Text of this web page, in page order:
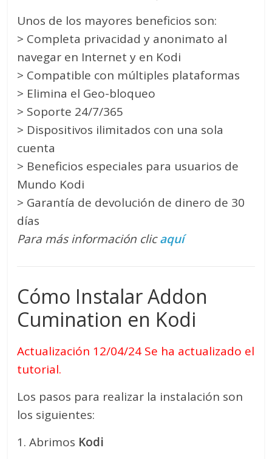
Unos de los mayores beneficios son:
> Completa privacidad y anonimato al
navegar en Internet y en Kodi
> Compatible con múltiples plataformas
> Elimina el Geo-bloqueo
> Soporte 24/7/365
> Dispositivos ilimitados con una sola
cuenta
> Beneficios especiales para usuarios de
Mundo Kodi
> Garantía de devolución de dinero de 30
días
Para más información clicaquí
Cómo Instalar Addon
Cumination en Kodi
Actualización 12/04/24 Se ha actualizado el
tutorial.
Los pasos para realizar la instalación son
los siguientes:
1. Abrimos Kodi